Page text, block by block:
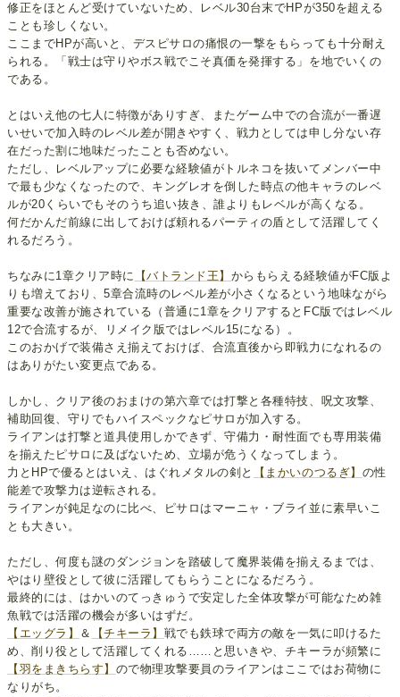
修正をほとんど受けていないため、レベル30台末でHPが350を超える
ことも珍しくない。
ここまでHPが高いと、デスピサロの痛恨の一撃をもらっても十分耐え
られる。「戦士は守りやボス戦でこそ真価を発揮する」を地でいくの
である。
とはいえ他の七人に特徴がありすぎ、またゲーム中での合流が一番遅
いせいで加入時のレベル差が開きやすく、戦力としては申し分ない存
在だった割に地味だったことも否めない。
ただし、レベルアップに必要な経験値がトルネコを抜いてメンバー中
で最も少なくなったので、キングレオを倒した時点の他キャラのレベ
ルが20くらいでもそのうち追い抜き、誰よりもレベルが高くなる。
何だかんだ前線に出しておけば頼れるパーティの盾として活躍してく
れるだろう。
ちなみに1章クリア時に 【バトランド王】 からもらえる経験値がFC版よ
りも増えており、5章合流時のレベル差が小さくなるという地味ながら
重要な改善が施されている（普通に1章をクリアするとFC版ではレベル
12で合流するが、リメイク版ではレベル15になる）。
このおかげで装備さえ揃えておけば、合流直後から即戦力になれるの
はありがたい変更点である。
しかし、クリア後のおまけの第六章では打撃と各種特技、呪文攻撃、
補助回復、守りでもハイスペックなピサロが加入する。
ライアンは打撃と道具使用しかできず、守備力・耐性面でも専用装備
を揃えたピサロに及ばないため、立場が危うくなってしまう。
力とHPで優るとはいえ、はぐれメタルの剣と
【まかいのつるぎ】 の性
能差で攻撃力は逆転される。
ライアンが鈍足なのに比べ、ピサロはマーニャ・ブライ並に素早いこ
とも大きい。
ただし、何度も謎のダンジョンを踏破して魔界装備を揃えるまでは、
やはり壁役として彼に活躍してもらうことになるだろう。
最終的には、はかいのてっきゅうで安定した全体攻撃が可能なため雑
魚戦では活躍の機会が多いはずだ。
【エッグラ】
＆ 【チキーラ】 戦でも鉄球で両方の敵を一気に叩けるた
め、削り役として活躍してくれる……と思いきや、チキーラが頻繁に
【羽をまきちらす】 ので物理攻撃要員のライアンはここではお荷物に
なりがち。